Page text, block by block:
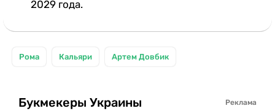
2029 года.
Рома Кальяри Артем Довбик
Букмекеры Украины Реклама